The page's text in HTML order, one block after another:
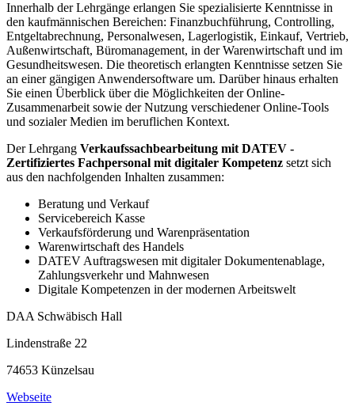
Innerhalb der Lehrgänge erlangen Sie spezialisierte Kenntnisse in
den kaufmännischen Bereichen: Finanzbuchführung, Controlling,
Entgeltabrechnung, Personalwesen, Lagerlogistik, Einkauf, Vertrieb,
Außenwirtschaft, Büromanagement, in der Warenwirtschaft und im
Gesundheitswesen. Die theoretisch erlangten Kenntnisse setzen Sie
an einer gängigen Anwendersoftware um. Darüber hinaus erhalten
Sie einen Überblick über die Möglichkeiten der Online-
Zusammenarbeit sowie der Nutzung verschiedener Online-Tools
und sozialer Medien im beruflichen Kontext.
Der Lehrgang Verkaufssachbearbeitung mit DATEV -
Zertifiziertes Fachpersonal mit digitaler Kompetenz setzt sich
aus den nachfolgenden Inhalten zusammen:
Beratung und Verkauf
Servicebereich Kasse
Verkaufsförderung und Warenpräsentation
Warenwirtschaft des Handels
DATEV Auftragswesen mit digitaler Dokumentenablage,
Zahlungsverkehr und Mahnwesen
Digitale Kompetenzen in der modernen Arbeitswelt
DAA Schwäbisch Hall
Lindenstraße 22
74653 Künzelsau
Webseite